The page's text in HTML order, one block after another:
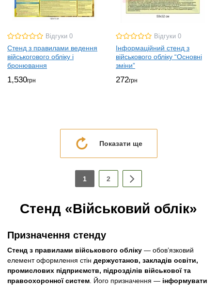
Відгуки 0
Стенд з правилами ведення
військогового обліку і
бронювання
1,530грн
Відгуки 0
Інформаційний стенд з
військового обліку “Основні
зміни”
272грн
Показати ще
1 2
Стенд «Військовий облік»
Призначення стенду
Стенд з правилами військового обліку — обов’язковий
елемент оформлення стін держустанов, закладів освіти,
промислових підприємств, підрозділів військової та
правоохоронної систем . Його призначення — інформувати